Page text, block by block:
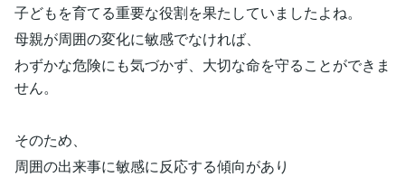
子どもを育てる重要な役割を果たしていましたよね。
母親が周囲の変化に敏感でなければ、
わずかな危険にも気づかず、大切な命を守ることができま
せん。
そのため、
周囲の出来事に敏感に反応する傾向があり